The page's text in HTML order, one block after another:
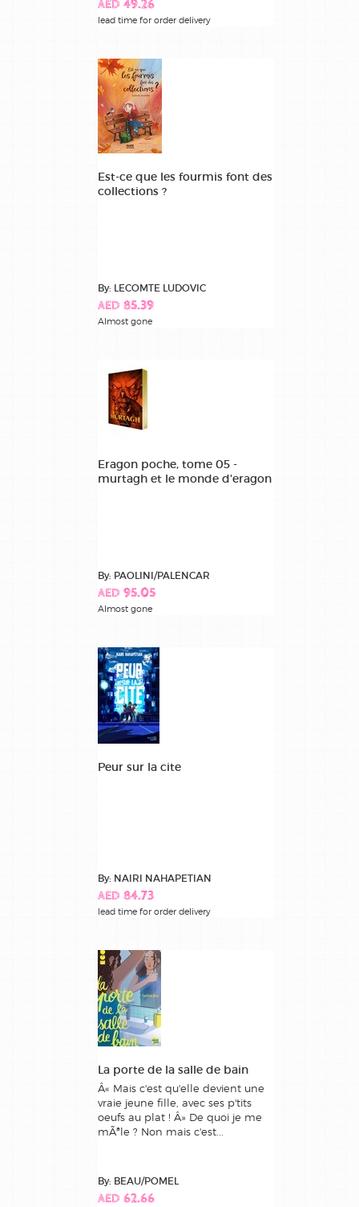
AED 49.26
lead time for order delivery
Est-ce que les fourmis font des
collections ?
By: LECOMTE LUDOVIC
AED 85.39
Almost gone
Eragon poche, tome 05 -
murtagh et le monde d'eragon
By: PAOLINI/PALENCAR
AED 95.05
Almost gone
Peur sur la cite
By: NAIRI NAHAPETIAN
AED 84.73
lead time for order delivery
La porte de la salle de bain
Â« Mais c'est qu'elle devient une
vraie jeune fille, avec ses p'tits
oeufs au plat ! Â» De quoi je me
mÃªle ? Non mais c'est...
By: BEAU/POMEL
AED 62.66